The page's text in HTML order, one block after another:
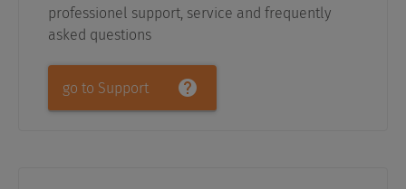
professionel support, service and frequently
asked questions
go to Support